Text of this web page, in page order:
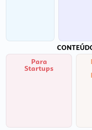
Para
Startups